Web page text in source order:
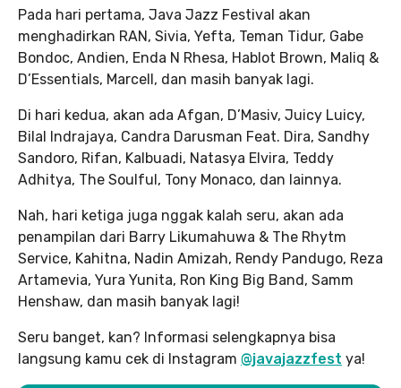
Pada hari pertama, Java Jazz Festival akan
menghadirkan RAN, Sivia, Yefta, Teman Tidur, Gabe
Bondoc, Andien, Enda N Rhesa, Hablot Brown, Maliq &
D’Essentials, Marcell, dan masih banyak lagi.
Di hari kedua, akan ada Afgan, D’Masiv, Juicy Luicy,
Bilal Indrajaya, Candra Darusman Feat. Dira, Sandhy
Sandoro, Rifan, Kalbuadi, Natasya Elvira, Teddy
Adhitya, The Soulful, Tony Monaco, dan lainnya.
Nah, hari ketiga juga nggak kalah seru, akan ada
penampilan dari Barry Likumahuwa & The Rhytm
Service, Kahitna, Nadin Amizah, Rendy Pandugo, Reza
Artamevia, Yura Yunita, Ron King Big Band, Samm
Henshaw, dan masih banyak lagi!
Seru banget, kan? Informasi selengkapnya bisa
langsung kamu cek di Instagram @javajazzfest ya!